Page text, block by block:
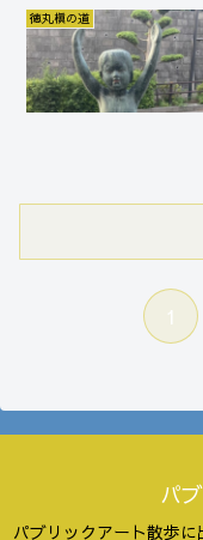
徳丸槇の道
1
パ
パブリックアート散歩に